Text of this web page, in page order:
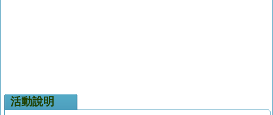
活動說明